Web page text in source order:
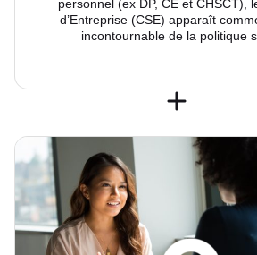
personnel (ex DP, CE et CHSCT),
d’Entreprise (CSE) apparaît
incontournable de la politique